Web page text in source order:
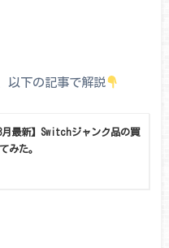
以下の記事で解説
8月最新】Switchジャンク品の買
みた。